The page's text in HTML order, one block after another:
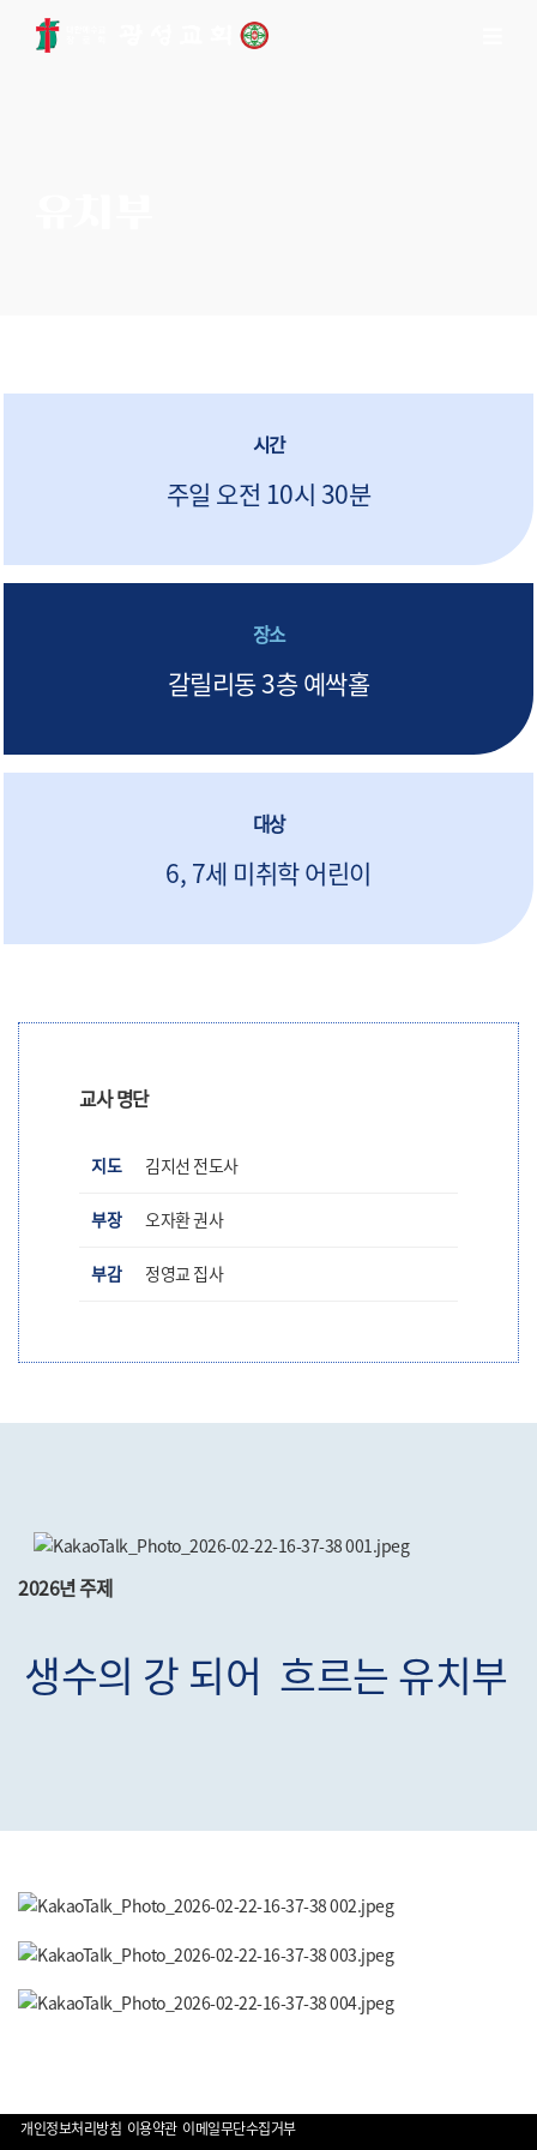
시간
주일 오전 10시 30분
장소
갈릴리동 3층 예싹홀
대상
6, 7세 미취학 어린이
교사 명단
지도 김지선 전도사
부장 오자환 권사
부감 정영교 집사
2026년 주제
생수의 강 되어 흐르는 유치부
개인정보처리방침 이용약관 이메일무단수집거부